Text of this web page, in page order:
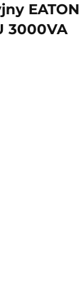
EATON
3000VA